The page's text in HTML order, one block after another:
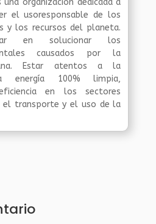
una organización dedicada a
el usoresponsable de los
y los recursos del planeta.
en solucionar los
causados por la
Estar atentos a la
energía 100% limpia,
en los sectores
el transporte y el uso de la